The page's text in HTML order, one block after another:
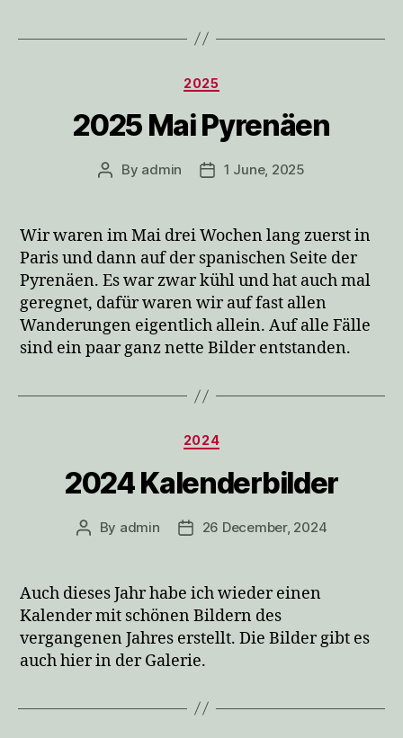
Categories
2025
2025 Mai Pyrenäen
Post
By admin
Post1 June, 2025
Wir waren im Mai drei Wochen lang zuerst in
Paris und dann auf der spanischen Seite der
Pyrenäen. Es war zwar kühl und hat auch mal
geregnet, dafür waren wir auf fast allen
Wanderungen eigentlich allein. Auf alle Fälle
sind ein paar ganz nette Bilder entstanden.
Categories
2024
2024 Kalenderbilder
Post
By admin
Post26 December, 2024
Auch dieses Jahr habe ich wieder einen
Kalender mit schönen Bildern des
vergangenen Jahres erstellt. Die Bilder gibt es
auch hier in der Galerie.